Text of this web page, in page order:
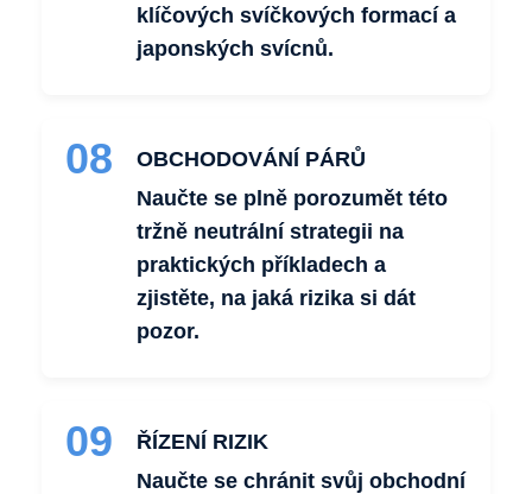
klíčových svíčkových formací a
japonských svícnů.
08
OBCHODOVÁNÍ PÁRŮ
Naučte se plně porozumět této
tržně neutrální strategii na
praktických příkladech a
zjistěte, na jaká rizika si dát
pozor.
09
ŘÍZENÍ RIZIK
Naučte se chránit svůj obchodní